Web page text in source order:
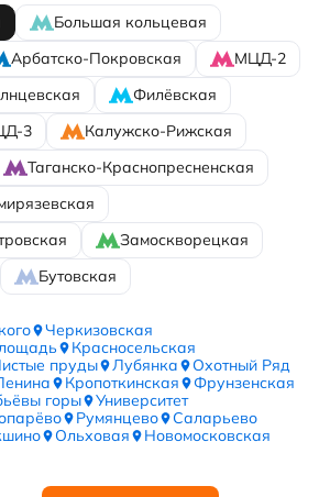
Большая кольцевая
Арбатско-Покровская
МЦД-2
Филёвская
3
Калужско-Рижская
Таганско-Краснопресненская
Замоскворецкая
Бутовская
Черкизовская
Красносельская
пруды Лубянка
Охотный Ряд
Кропоткинская
Фрунзенская
горы
Университет
Румянцево
Саларьево
Ольховая
Новомосковская